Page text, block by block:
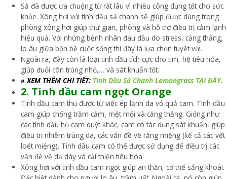
Sả đã được ưa chuộng từ rất lâu vì nhiều công dụng tốt cho sức
khỏe. Xông hơi với tinh dầu sả chanh sẽ giúp được dùng trong
phòng xông hơi giúp thư giãn, phòng và hỗ trợ điều trị cảm lạnh
hiệu quả. Với những bệnh nhân đau đầu do stress, căng thẳng,
lo âu giữa bộn bề cuộc sống thì đây là lựa chọn tuyệt vời.
Ngoài ra, đây còn là loại tinh dầu tích cực cho tim, hệ tiêu hóa,
giúp đuổi côn trùng nhỏ,… và sát khuẩn tốt.
» XEM THÊM CHI TIẾT: Tinh Dầu Sả Chanh Lemongrass TẠI ĐÂY.
2. Tinh dầu cam ngọt Orange
Tinh dầu cam thu được từ việc ép lạnh da vỏ quả cam. Tinh dầu
cam giúp chống trầm cảm, mệt mỏi và căng thẳng. Giống như
các tinh dầu họ cam quýt khác, cam có tác dụng sát khuẩn, giúp
điều trị nhiễm trùng da, các vấn đề về răng miệng (kể cả các vết
loét miệng). Tinh dầu cam có thể được sử dụng để điều trị các
vấn đề về dạ dày và cải thiện tiêu hóa.
Xông hơi với tinh dầu cam ngọt giúp an thần, cơ thể sảng khoái.